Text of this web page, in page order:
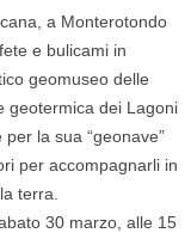
a Monterotondo
e bulicami in
geomuseo delle
geotermica dei Lagoni
la sua “geonave”
per accompagnarli in
terra.
30 marzo, alle 15